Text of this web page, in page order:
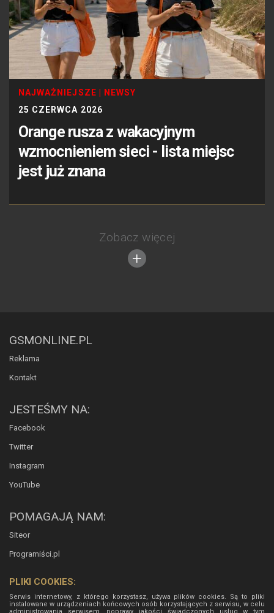
NAJWAŻNIEJSZE
NEWSY
25 CZERWCA 2026
Orange rusza z wakacyjnym
wzmocnieniem sieci - lista miejsc
jest już znana
Zobacz więcej
GSMONLINE.PL
Reklama
Kontakt
JESTEŚMY NA:
Facebook
Twitter
Instagram
YouTube
POMAGAJĄ NAM:
Siteor
Programiści.pl
PLIKI COOKIES:
Serwis internetowy, z którego korzystasz, używa plików cookies. Są to pliki
instalowane w urządzeniach końcowych osób korzystających z serwisu, w celu